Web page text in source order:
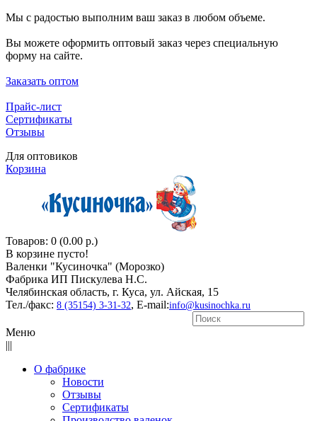
Мы с радостью выполним ваш заказ в любом объеме.
Вы можете оформить оптовый заказ через специальную
форму на сайте.
Заказать оптом
Прайс-лист
Сертификаты
Отзывы
Для оптовиков
Корзина
Товаров: 0 (0.00 р.)
В корзине пусто!
Валенки "Кусиночкa" (Морозко)
Фабрика ИП Пискулева Н.С.
Челябинская область, г. Куса, ул. Айская, 15
Тел./факс: 8 (35154) 3-31-32, E-mail:info@kusinochka.ru
Меню
|||
О фабрике
Новости
Отзывы
Сертификаты